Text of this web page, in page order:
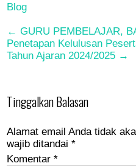
Blog
Post
navigation
← GURU PEMBELAJAR,
Penetapan Kelulusan
Tahun Ajaran 2024/2025 →
Tinggalkan Balasan
Alamat email Anda tidak
wajib ditandai*
Komentar*